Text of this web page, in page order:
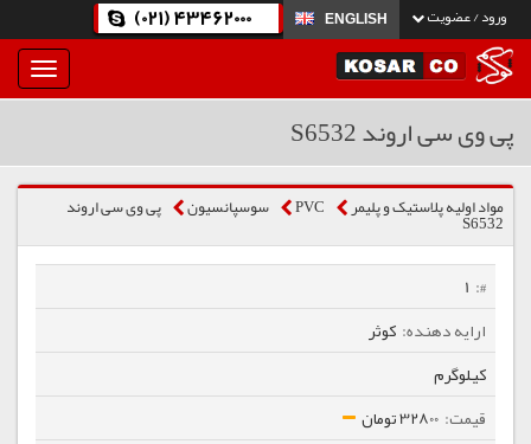
ورود / عضویت ENGLISH
(021) 43462000
بار
و
پی وی سی اروند S6532
مواد اولیه پلاستیک و پلیمر PVC سوسپانسیون پی وی سی اروند
S6532
1
کوثر
کیلوگرم
32800 تومان